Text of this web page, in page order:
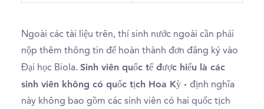
Ngoài các tài liệu trên, thí sinh nước ngoài cần phải
nộp thêm thông tin để hoàn thành đơn đăng ký vào
Đại học Biola. Sinh viên quốc tế được hiểu là các
sinh viên không có quốc tịch Hoa Kỳ - định nghĩa
này không bao gồm các sinh viên có hai quốc tịch